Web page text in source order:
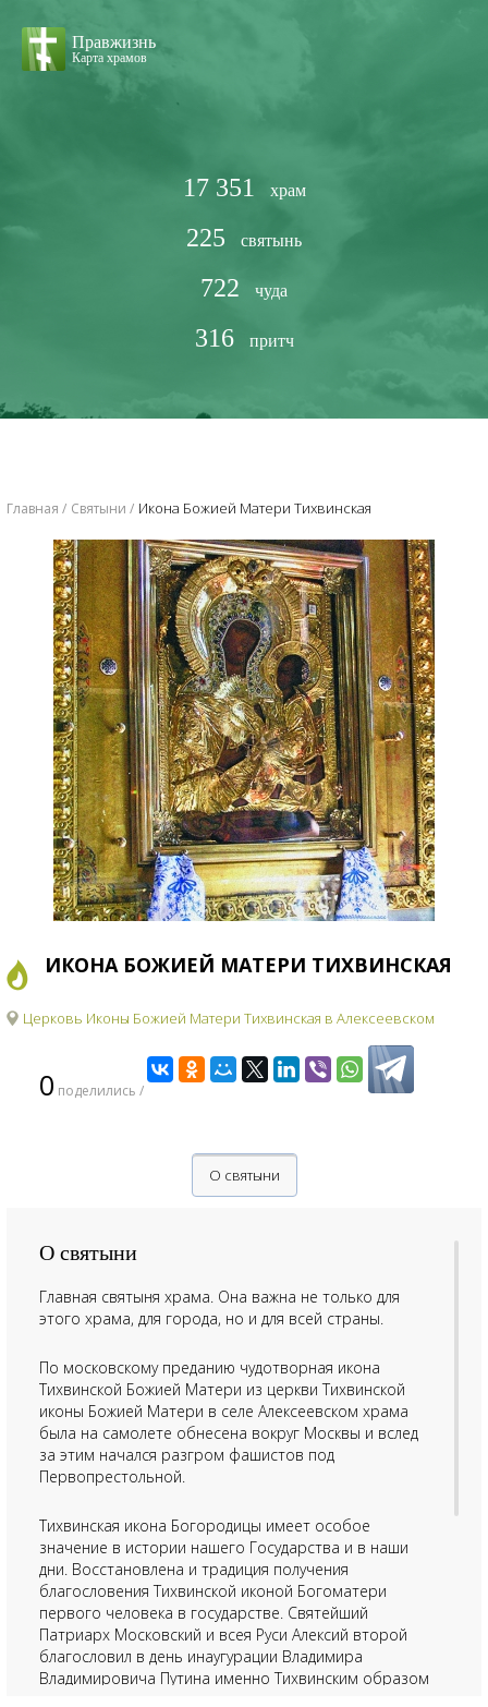
Правжизнь
Карта храмов
17 351 храм
225 святынь
722 чуда
316 притч
Главная Святыни Икона Божией Матери Тихвинская
ИКОНА БОЖИЕЙ МАТЕРИ ТИХВИНСКАЯ
Церковь Иконы Божией Матери Тихвинская в Алексеевском
0 поделились /
О святыни
О святыни
Главная святыня храма. Она важна не только для
этого храма, для города, но и для всей страны.
По московскому преданию чудотворная икона
Тихвинской Божией Матери из церкви Тихвинской
иконы Божией Матери в селе Алексеевском храма
была на самолете обнесена вокруг Москвы и вслед
за этим начался разгром фашистов под
Первопрестольной.
Тихвинская икона Богородицы имеет особое
значение в истории нашего Государства и в наши
дни. Восстановлена и традиция получения
благословения Тихвинской иконой Богоматери
первого человека в государстве. Святейший
Патриарх Московский и всея Руси Алексий второй
благословил в день инаугурации Владимира
Владимировича Путина именно Тихвинским образом